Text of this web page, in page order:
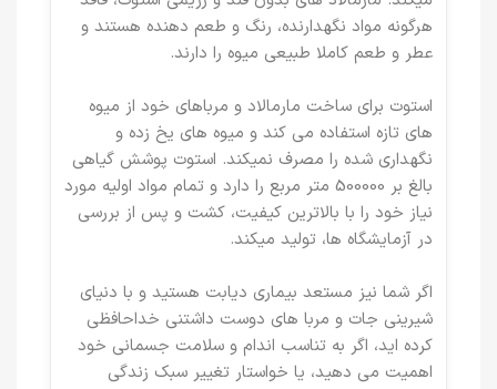
هرگونه مواد نگهدارنده، رنگ و طعم دهنده هستند و
عطر و طعم کاملا طبیعی میوه را دارند.
استوت برای ساخت مارمالاد و مرباهای خود از میوه
های تازه استفاده می کند و میوه های یخ زده و
نگهداری شده را مصرف نمیکند. استوت پوشش گیاهی
بالغ بر 500000 متر مربع را دارد و تمام مواد اولیه مورد
نیاز خود را با بالاترین کیفیت، کشت و پس از بررسی
در آزمایشگاه ها، تولید میکند.
اگر شما نیز مستعد بیماری دیابت هستید و با دنیای
شیرینی جات و مربا های دوست داشتنی خداحافظی
کرده اید، اگر به تناسب اندام و سلامت جسمانی خود
اهمیت می دهید، یا خواستار تغییر سبک زندگی